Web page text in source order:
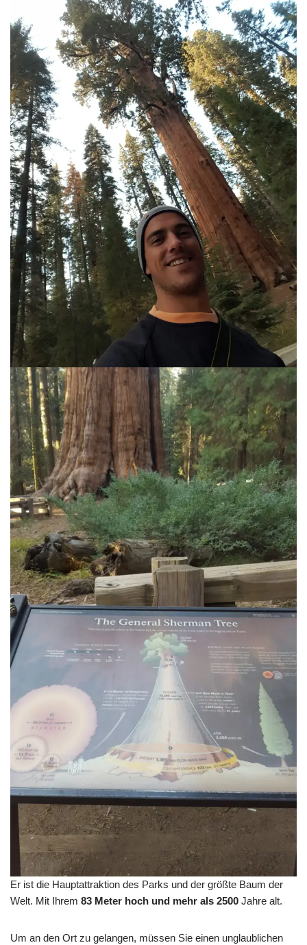
Er ist die Hauptattraktion des Parks und der größte Baum der
Welt. Mit Ihrem 83 Meter hoch und mehr als 2500 Jahre alt.
Um an den Ort zu gelangen, müssen Sie einen unglaublichen